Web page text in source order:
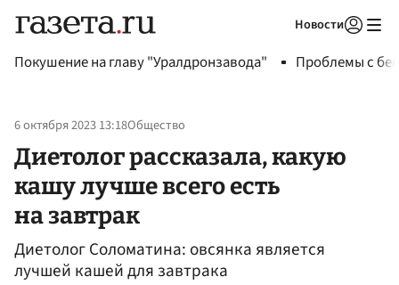
Новости
Покушение на главу "Уралдронзавода" Проблемы с
6 октября 2023 13:18Общество
Диетолог рассказала, какую
кашу лучше всего есть
на завтрак
Диетолог Соломатина: овсянка является
лучшей кашей для завтрака